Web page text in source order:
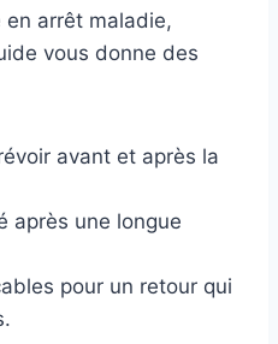
en arrêt maladie,
vous donne des
avant et après la
après une longue
pour un retour qui